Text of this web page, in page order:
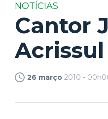
NOTÍCIAS
Cantor
Acrissul
26 março 2010 -